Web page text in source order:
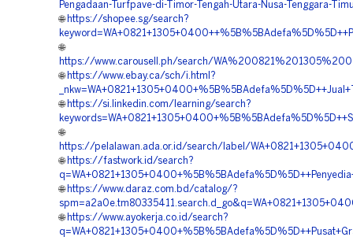
Pengadaan-Turfpave-di-Timor-Tengah-Utara-Nusa-Tenggara-
🌐 https://shopee.sg/search?
🌐
https://www.carousell.ph/search/
🌐 https://www.ebay.ca/sch/i.html?
🌐 https://si.linkedin.com/learning/search?
🌐
https://pelalawan.ada.or.id/search/label/
🌐 https://fastwork.id/search?
🌐 https://www.daraz.com.bd/catalog/?
🌐 https://www.ayokerja.co.id/search?